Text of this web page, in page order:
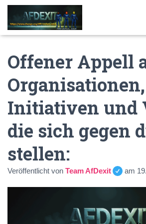
Offener Appell
Organisationen,
Initiativen und
die sich gegen
stellen:
Veröffentlicht von Team AfDexit am